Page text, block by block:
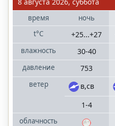
время
t°C
влажность
давление
ветер
облачность
ночь
+25...+27
30-40
753
в,св
1-4
Сочи
населенные
пункты
Большого Сочи
2006